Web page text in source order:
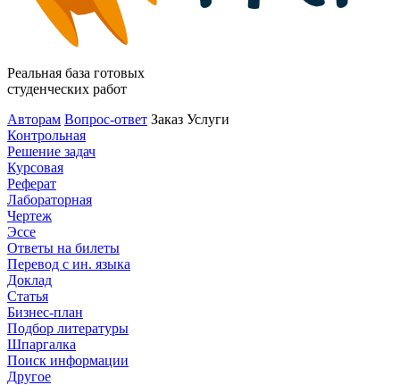
Реальная база готовых
студенческих работ
Авторам Вопрос-ответ Заказ Услуги
Контрольная
Решение задач
Курсовая
Реферат
Лабораторная
Чертеж
Эссе
Ответы на билеты
Перевод с ин. языка
Доклад
Статья
Бизнес-план
Подбор литературы
Шпаргалка
Поиск информации
Другое